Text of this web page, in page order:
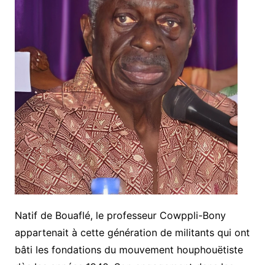
Natif de Bouaflé, le professeur Cowppli-Bony
appartenait à cette génération de militants qui ont
bâti les fondations du mouvement houphouëtiste